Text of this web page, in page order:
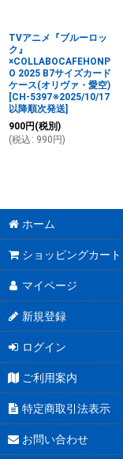
TVアニメ『ブルーロッ
ク』
×COLLABOCAFEHONP
O 2025 B7サイズカード
ケース(オリヴァ・愛空)
[CH-5397※2025/10/17
以降順次発送]
900円 (税別)
(税込 : 990 円)
ホーム
ショッピングカート
マイページ
新規登録
ログイン
ご利用案内
特定商取引法表示
お問い合わせ